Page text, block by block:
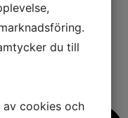
du till
av cookies och